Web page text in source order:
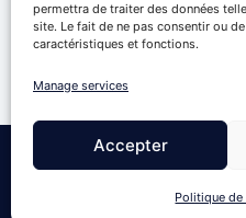
permettra de traiter des données
site. Le fait de ne pas consentir ou
caractéristiques et fonctions.
Manage services
Accepter
Politique